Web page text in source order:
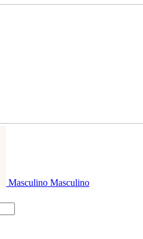
Masculino Masculino